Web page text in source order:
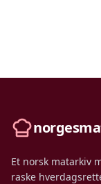
Et norsk matarkiv
raske